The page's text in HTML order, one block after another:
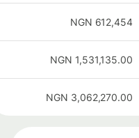
612,454
NGN
1,531,135.00
NGN
3,062,270.00
NGN